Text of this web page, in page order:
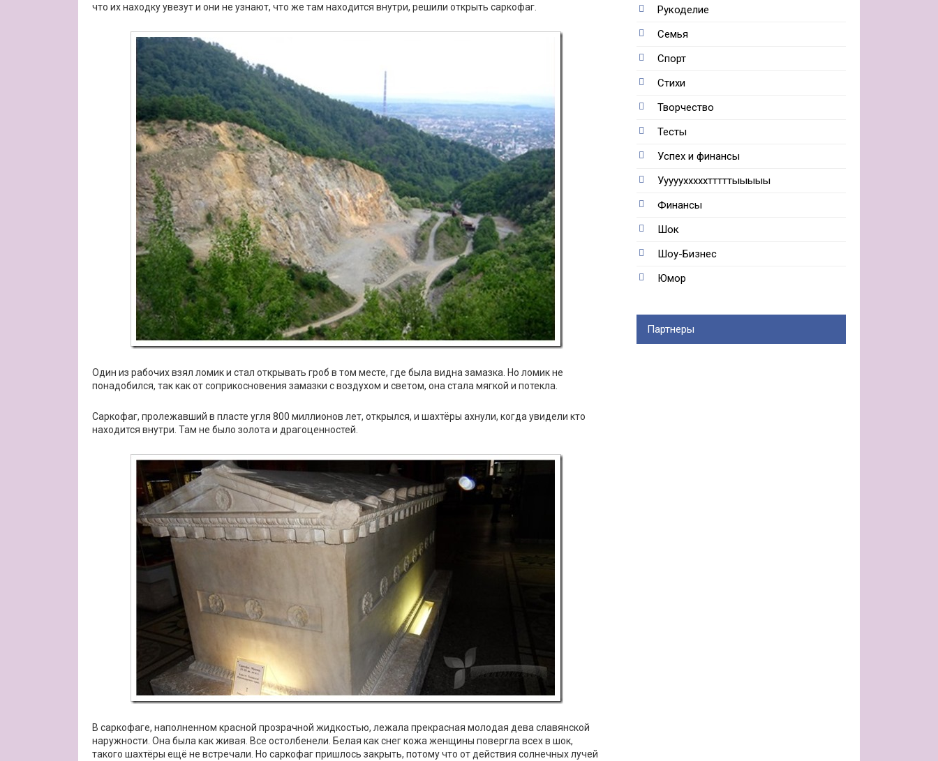
что их находку увезут и они не узнают, что же там находится внутри, решили открыть саркофаг.
Один из рабочих взял ломик и стал открывать гроб в том месте, где была видна замазка. Но ломик не
понадобился, так как от соприкосновения замазки с воздухом и светом, она стала мягкой и потекла.
Саркофаг, пролежавший в пласте угля 800 миллионов лет, открылся, и шахтёры ахнули, когда увидели кто
находится внутри. Там не было золота и драгоценностей.
В саркофаге, наполненном красной прозрачной жидкостью, лежала прекрасная молодая дева славянской
наружности. Она была как живая. Все остолбенели. Белая как снег кожа женщины повергла всех в шок,
такого шахтёры ещё не встречали. Но саркофаг пришлось закрыть, потому что от действия солнечных лучей
Рукоделие
Семья
Спорт
Стихи
Творчество
Тесты
Успех и финансы
Ууууухххххтттттыыыыы
Финансы
Шок
Шоу-Бизнес
Юмор
Партнеры